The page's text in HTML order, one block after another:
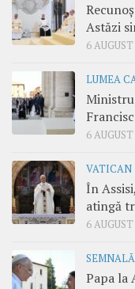
Astăzi
6
LUMEA
6
VATICAN
În
atingă
6
Papa la